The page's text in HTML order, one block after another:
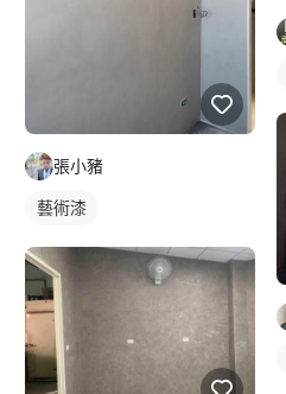
張小豬
藝術漆